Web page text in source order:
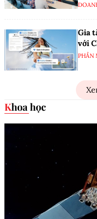
Gia
với
PHẦN
Khoa học